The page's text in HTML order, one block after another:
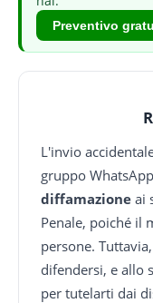
Preventivo
L'invio
gruppo
diffamazione ai
Penale, poiché il
persone.
difendersi, e allo
per tutelarti dai